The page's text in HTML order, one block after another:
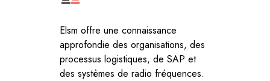
Elsm offre une connaissance
approfondie des organisations, des
processus logistiques, de SAP et
des systèmes de radio fréquences.